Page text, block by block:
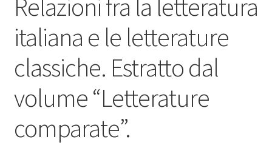
Relazioni fra la letteratura
italiana e le letterature
classiche. Estratto dal
volume “Letterature
comparate”.